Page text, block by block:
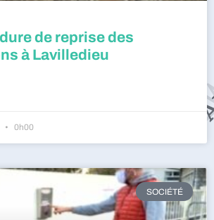
de reprise des
à Lavilledieu
0h00
SOCIÉTÉ